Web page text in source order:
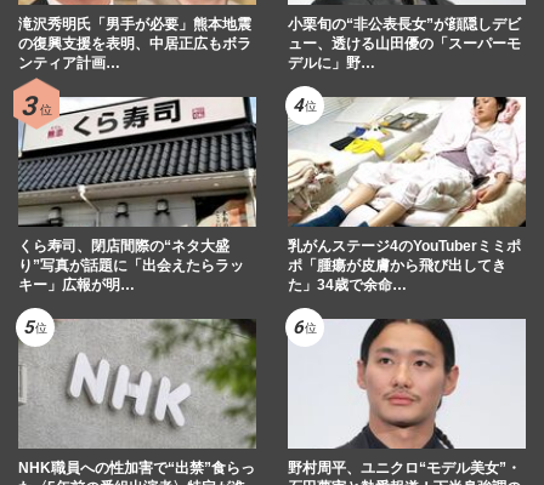
滝沢秀明氏「男手が必要」熊本地震
の復興支援を表明、中居正広もボラ
ンティア計画…
小栗旬の“非公表長女”が顔隠しデビ
ュー、透ける山田優の「スーパーモ
デルに」野…
くら寿司、閉店間際の“ネタ大盛
り”写真が話題に「出会えたらラッ
キー」広報が明…
乳がんステージ4のYouTuberミミポ
ポ「腫瘍が皮膚から飛び出してき
た」34歳で余命…
NHK職員への性加害で“出禁”食らっ
野村周平、ユニクロ“モデル美女”・